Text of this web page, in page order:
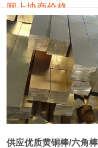
1#铬
553#硅
441#硅
3303#硅
2202#硅
金属硅3303#-2202#
网上协商价格